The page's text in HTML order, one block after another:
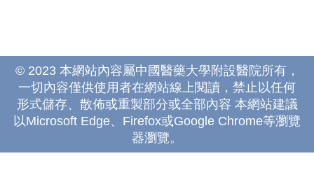
© 2023 本網站內容屬中國醫藥大學附設醫院所有，
一切內容僅供使用者在網站線上閱讀，禁止以任何
形式儲存、散佈或重製部分或全部內容 本網站建議
以Microsoft Edge、Firefox或Google Chrome等瀏覽
器瀏覽。